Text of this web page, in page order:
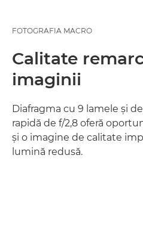
FOTOGRAFIA MACRO
Calitate
imaginii
Diafragma cu 9 lamele şi
rapidă de f/2,8 oferă
şi o imagine de calitate
lumină redusă.